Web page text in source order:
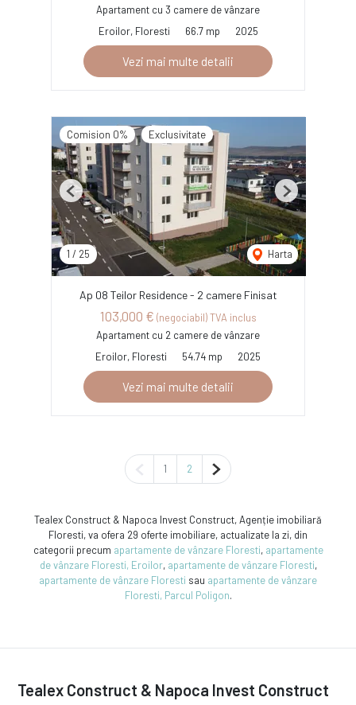
Apartament cu 3 camere de vânzare
Eroilor, Floresti
66.7 mp 2025
Vezi mai multe detalii
Comision 0% Exclusivitate
1 / 25 Harta
Previous Next
Ap 08 Teilor Residence - 2 camere Finisat
103,000 € (negociabil) TVA inclus
Apartament cu 2 camere de vânzare
Eroilor, Floresti
54.74 mp 2025
Vezi mai multe detalii
Pagina anterioară
1 2 Pagina următoare
Tealex Construct & Napoca Invest Construct, Agenție imobiliară
Floresti, va ofera 29 oferte imobiliare, actualizate la zi, din
categorii precum apartamente de vânzare Floresti, apartamente
de vânzare Floresti, Eroilor, apartamente de vânzare Floresti,
apartamente de vânzare Floresti sau apartamente de vânzare
Floresti, Parcul Poligon.
Tealex Construct & Napoca Invest Construct